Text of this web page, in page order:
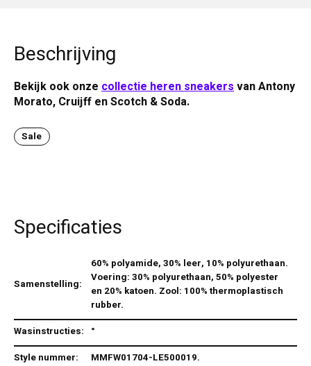
Beschrijving
Bekijk ook onze collectie heren sneakers van Antony
Morato, Cruijff en Scotch & Soda.
Sale
Specificaties
Samenstelling:
60% polyamide, 30% leer, 10% polyurethaan.
Voering: 30% polyurethaan, 50% polyester
en 20% katoen. Zool: 100% thermoplastisch
rubber.
Wasinstructies: °
Style nummer:
MMFW01704-LE500019.